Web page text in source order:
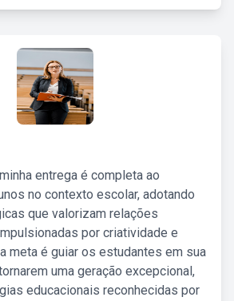
entrega é completa ao
no contexto escolar, adotando
que valorizam relações
por criatividade e
meta é guiar os estudantes em sua
uma geração excepcional,
educacionais reconhecidas por